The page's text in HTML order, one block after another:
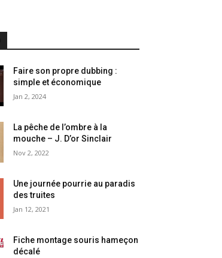
Faire son propre dubbing :
simple et économique
Jan 2, 2024
La pêche de l’ombre à la
mouche – J. D’or Sinclair
Nov 2, 2022
Une journée pourrie au paradis
des truites
Jan 12, 2021
Fiche montage souris hameçon
décalé